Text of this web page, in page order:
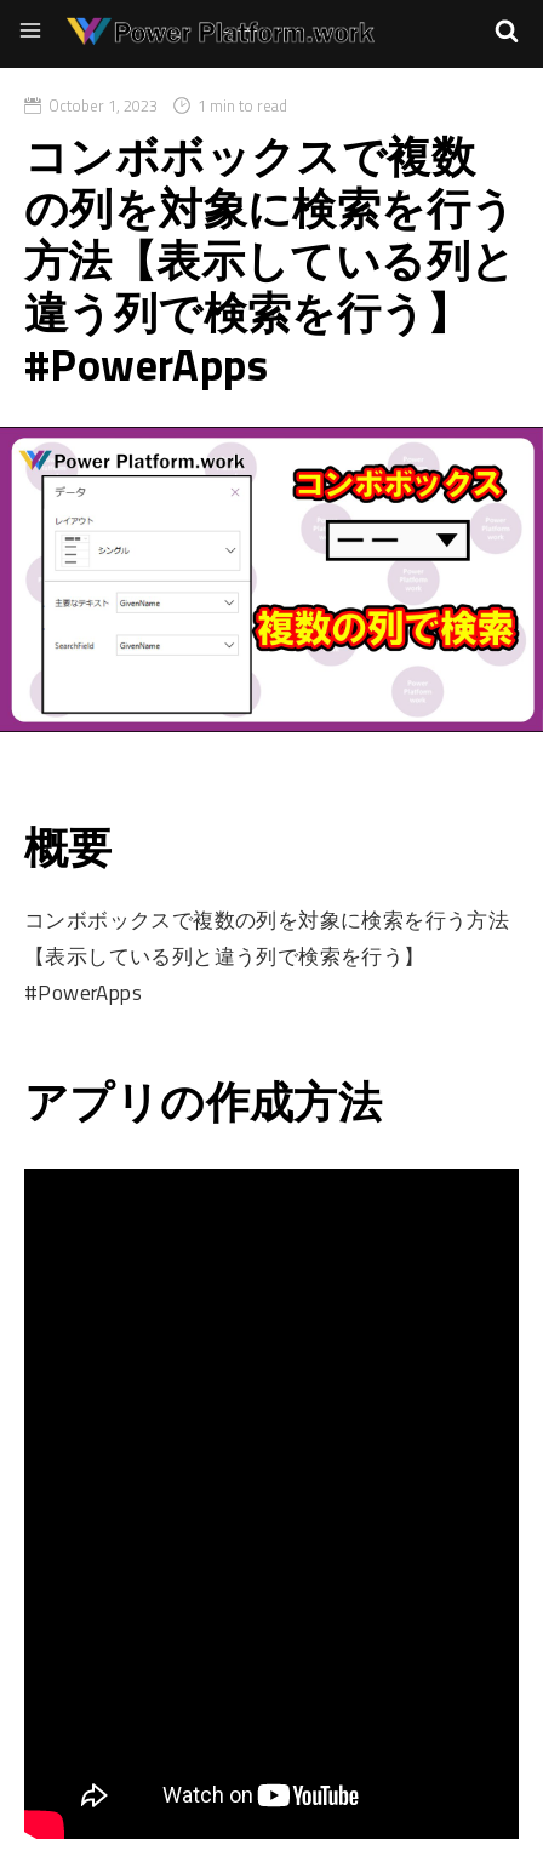
October 1, 2023 1 min to read
コンボボックスで複数
の列を対象に検索を行う
方法【表示している列と
違う列で検索を行う】
#PowerApps
概要
コンボボックスで複数の列を対象に検索を行う方法
【表示している列と違う列で検索を行う】
#PowerApps
アプリの作成方法